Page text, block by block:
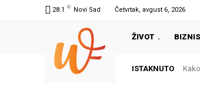
28.1 C Novi Sad Četvrtak, avgust 6, 2026
ŽIVOT BIZNIS
ISTAKNUTO